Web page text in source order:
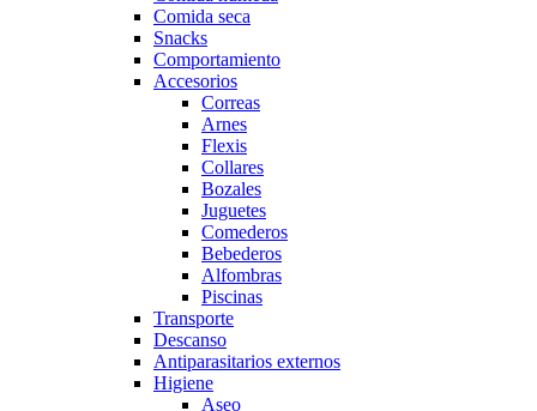
Comida seca
Snacks
Comportamiento
Accesorios
Correas
Arnes
Flexis
Collares
Bozales
Juguetes
Comederos
Bebederos
Alfombras
Piscinas
Transporte
Descanso
Antiparasitarios externos
Higiene
Aseo